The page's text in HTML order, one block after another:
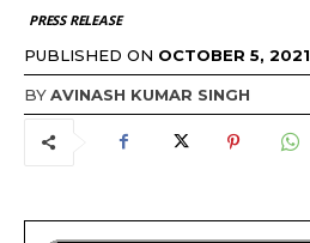
PRESS RELEASE
PUBLISHED ON OCTOBER 5, 2021
BYAVINASH KUMAR SINGH